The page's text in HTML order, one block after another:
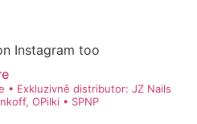
Instagram too
• Exkluzivně distributor: JZ Nails
OPilki • SPNP